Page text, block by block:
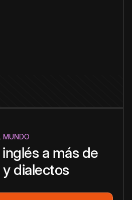
MUNDO
a más de
dialectos